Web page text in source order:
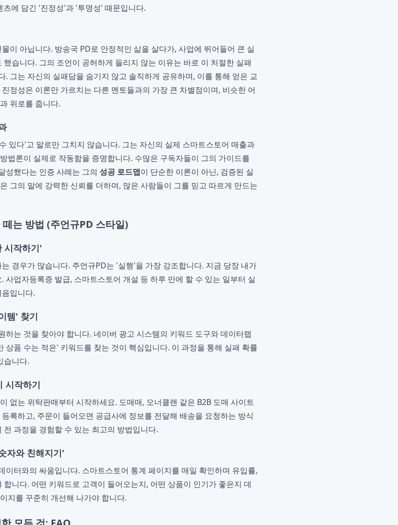
츠에 담긴 '진정성'과 '투명성' 때문입니다.
이 아닙니다. 방송국 PD로 안정적인 삶을 살다가, 사업에 뛰어들어 큰 실
습니다. 그의 조언이 공허하게 들리지 않는 이유는 바로 이 처절한 실패
. 그는 자신의 실패담을 숨기지 않고 솔직하게 공유하며, 이를 통해 얻은 교
정성은 이론만 가르치는 다른 멘토들과의 가장 큰 차별점이며, 비슷한 어
위로를 줍니다.
있다'고 말로만 그치지 않습니다. 그는 자신의 실제 스마트스토어 매출과
법론이 실제로 작동함을 증명합니다. 수많은 구독자들이 그의 가이드를
성했다는 인증 사례는 그의 성공 로드맵이 단순한 이론이 아닌, 검증된 실
그의 말에 강력한 신뢰를 더하며, 많은 사람들이 그를 믿고 따르게 만드는
는 방법 (주언규PD 스타일)
시작하기'
경우가 많습니다. 주언규PD는 '실행'을 가장 강조합니다. 지금 당장 내가
사업자등록증 발급, 스마트스토어 개설 등 하루 만에 할 수 있는 일부터 실
입니다.
템' 찾기
하는 것을 찾아야 합니다. 네이버 광고 시스템의 키워드 도구와 데이터랩
상품 수는 적은' 키워드를 찾는 것이 핵심입니다. 이 과정을 통해 실패 확률
습니다.
시작하기
없는 위탁판매부터 시작하세요. 도매매, 오너클랜 같은 B2B 도매 사이트
록하고, 주문이 들어오면 공급사에 정보를 전달해 배송을 요청하는 방식
과정을 경험할 수 있는 최고의 방법입니다.
자와 친해지기'
이터와의 싸움입니다. 스마트스토어 통계 페이지를 매일 확인하며 유입률,
니다. 어떤 키워드로 고객이 들어오는지, 어떤 상품이 인기가 좋은지 데
지를 꾸준히 개선해 나가야 합니다.